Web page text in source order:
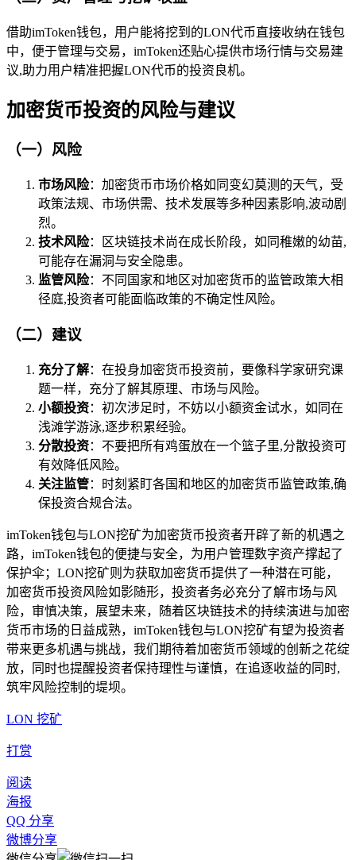
借助imToken钱包，用户能将挖到的LON代币直接收纳在钱包
中，便于管理与交易，imToken还贴心提供市场行情与交易建
议,助力用户精准把握LON代币的投资良机。
加密货币投资的风险与建议
（一）风险
市场风险：加密货币市场价格如同变幻莫测的天气，受
政策法规、市场供需、技术发展等多种因素影响,波动剧
烈。
技术风险：区块链技术尚在成长阶段，如同稚嫩的幼苗,
可能存在漏洞与安全隐患。
监管风险：不同国家和地区对加密货币的监管政策大相
径庭,投资者可能面临政策的不确定性风险。
（二）建议
充分了解：在投身加密货币投资前，要像科学家研究课
题一样，充分了解其原理、市场与风险。
小额投资：初次涉足时，不妨以小额资金试水，如同在
浅滩学游泳,逐步积累经验。
分散投资：不要把所有鸡蛋放在一个篮子里,分散投资可
有效降低风险。
关注监管：时刻紧盯各国和地区的加密货币监管政策,确
保投资合规合法。
imToken钱包与LON挖矿为加密货币投资者开辟了新的机遇之
路，imToken钱包的便捷与安全，为用户管理数字资产撑起了
保护伞；LON挖矿则为获取加密货币提供了一种潜在可能，
加密货币投资风险如影随形，投资者务必充分了解市场与风
险，审慎决策，展望未来，随着区块链技术的持续演进与加密
货币市场的日益成熟，imToken钱包与LON挖矿有望为投资者
带来更多机遇与挑战，我们期待着加密货币领域的创新之花绽
放，同时也提醒投资者保持理性与谨慎，在追逐收益的同时,
筑牢风险控制的堤坝。
LON 挖矿
打赏
阅读
海报
QQ 分享
微博分享